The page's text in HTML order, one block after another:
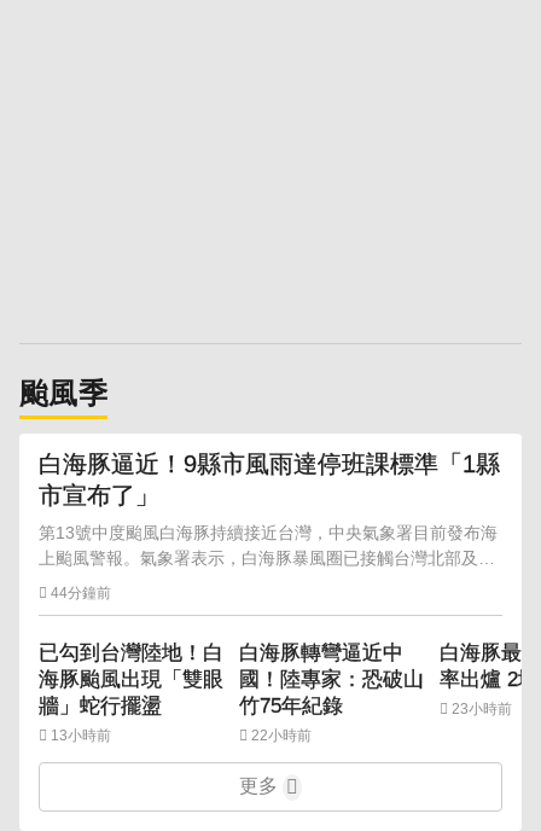
颱風季
白海豚逼近！9縣市風雨達停班課標準「1縣
市宣布了」
第13號中度颱風白海豚持續接近台灣，中央氣象署目前發布海
上颱風警報。氣象署表示，白海豚暴風圈已接觸台灣北部及東
北部海面，8日晚間至9日將是最接近台灣的時段。
44分鐘前
已勾到台灣陸地！白
海豚颱風出現「雙眼
牆」蛇行擺盪
13小時前
白海豚轉彎逼近中
國！陸專家：恐破山
竹75年紀錄
22小時前
白海豚最
率出爐 2
23小時前
更多